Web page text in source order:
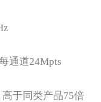
通道24Mpts
高于同类产品75倍